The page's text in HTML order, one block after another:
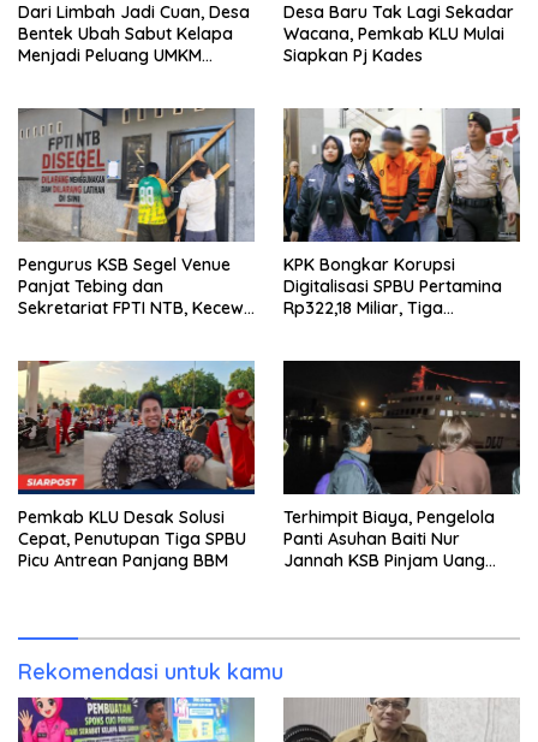
Dari Limbah Jadi Cuan, Desa
Bentek Ubah Sabut Kelapa
Menjadi Peluang UMKM
Desa Baru Tak Lagi Sekadar
Wacana, Pemkab KLU Mulai
Siapkan Pj Kades
Pengurus KSB Segel Venue
Panjat Tebing dan
Sekretariat FPTI NTB, Kecewa
KPK Bongkar Korupsi
Digitalisasi SPBU Pertamina
Rp322,18 Miliar, Tiga
Pemkab KLU Desak Solusi
Cepat, Penutupan Tiga SPBU
Picu Antrean Panjang BBM
Terhimpit Biaya, Pengelola
Panti Asuhan Baiti Nur
Jannah KSB Pinjam Uang
Rekomendasi untuk kamu